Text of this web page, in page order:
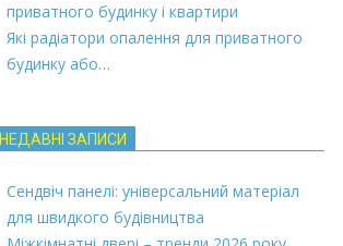
приватного будинку і квартири
Які радіатори опалення для приватного
будинку або…
НЕДАВНІ ЗАПИСИ
Сендвіч панелі: універсальний матеріал
для швидкого будівництва